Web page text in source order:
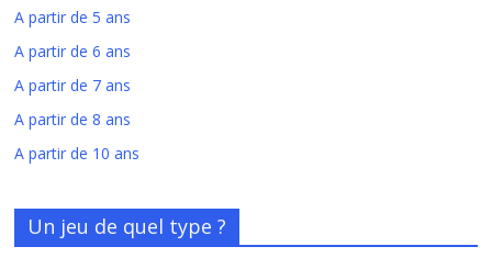
A partir de 5 ans
A partir de 6 ans
A partir de 7 ans
A partir de 8 ans
A partir de 10 ans
Un jeu de quel type ?